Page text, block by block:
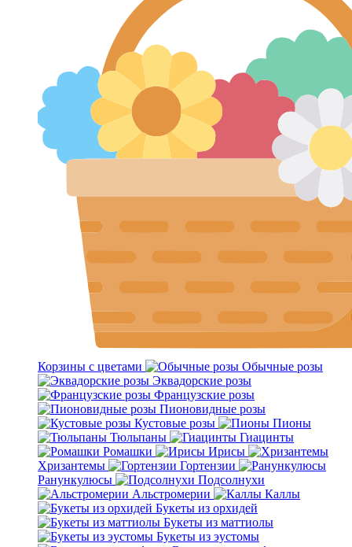
Корзины с цветами
Обычные розы
Эквадорские розы
Французские розы
Пионовидные розы
Кустовые розы
Пионы
Тюльпаны
Гиацинты
Ромашки
Ирисы
Хризантемы
Гортензии
Ранункулюсы
Подсолнухи
Альстромерии
Каллы
Букеты из орхидей
Букеты из маттиолы
Букеты из эустомы